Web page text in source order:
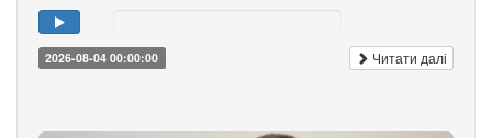
2026-08-04 00:00:00 Читати далі